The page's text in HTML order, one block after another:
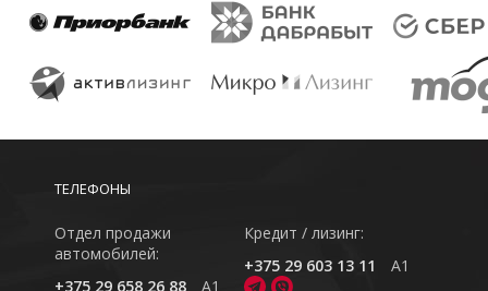
ТЕЛЕФОНЫ
Отдел продажи
автомобилей:
+375 29 658 26 88
A1
Кредит / лизинг:
+375 29 603 13 11
A1